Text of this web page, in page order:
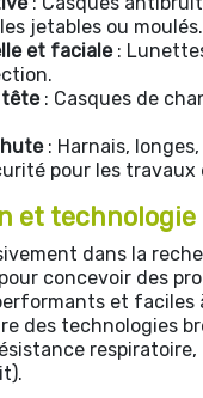
jetables ou moulés.
et faciale:
tête: Casques de
: Harnais,
pour les travaux
et technologie
dans la
concevoir des
et faciles
des technologies